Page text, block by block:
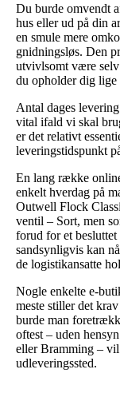
Du burde omvendt
hus eller ud på din
en smule mere
gnidningsløs. Den
utvivlsomt være
du opholder dig
Antal dages
vital ifald vi skal
er det relativt
leveringstidspunkt
En lang række
enkelt hverdag på
Outwell Flock
ventil – Sort, men
forud for et
sandsynligvis kan
de logistikansatte
Nogle enkelte e-
meste stiller det
burde man
oftest – uden
eller Bramming –
udleveringssted.